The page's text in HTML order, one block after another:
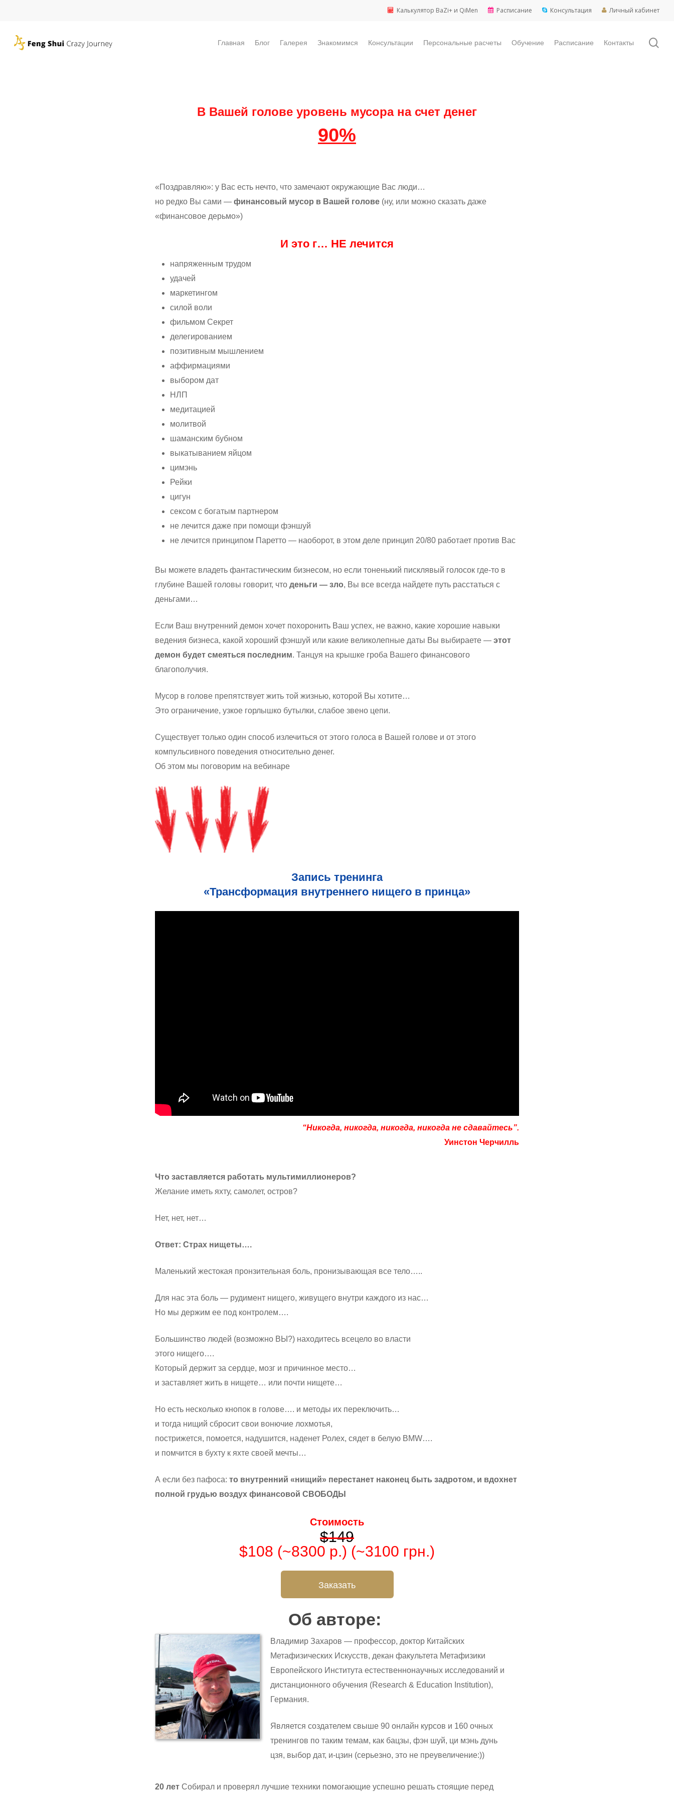
main
content
Калькулятор BaZi+ и QiMen Расписание Консультация Личный кабинет
Hit enter to search or ESC to close
Главная Блог Галерея Знакомимся Консультации Персональные расчеты Обучение Расписание Контакты
В Вашей голове уровень мусора на счет денег
90%
«Поздравляю»: у Вас есть нечто, что замечают окружающие Вас люди…
но редко Вы сами —финансовый мусор в Вашей голове (ну, или можно сказать даже
«финансовое дерьмо»)
И это г… НЕ лечится
напряженным трудом
удачей
маркетингом
силой воли
фильмом Секрет
делегированием
позитивным мышлением
аффирмациями
выбором дат
НЛП
медитацией
молитвой
шаманским бубном
выкатыванием яйцом
цимэнь
Рейки
цигун
сексом с богатым партнером
не лечится даже при помощи фэншуй
не лечится принципом Паретто — наоборот, в этом деле принцип 20/80 работает против Вас
Вы можете владеть фантастическим бизнесом, но если тоненький писклявый голосок где-то в
глубине Вашей головы говорит, чтоденьги — зло, Вы все всегда найдете путь расстаться с
деньгами…
Если Ваш внутренний демон хочет похоронить Ваш успех, не важно, какие хорошие навыки
ведения бизнеса, какой хороший фэншуй или какие великолепные даты Вы выбираете —этот
демон будет смеяться последним. Танцуя на крышке гроба Вашего финансового
благополучия.
Мусор в голове препятствует жить той жизнью, которой Вы хотите…
Это ограничение, узкое горлышко бутылки, слабое звено цепи.
Существует только один способ излечиться от этого голоса в Вашей голове и от этого
компульсивного поведения относительно денег.
Об этом мы поговорим на вебинаре
Запись тренинга
«Трансформация внутреннего нищего в принца»
“Никогда, никогда, никогда, никогда не сдавайтесь”.
Уинстон Черчилль
Что заставляется работать мультимиллионеров?
Желание иметь яхту, самолет, остров?
Нет, нет, нет…
Ответ: Страх нищеты….
Маленький жестокая пронзительная боль, пронизывающая все тело…..
Для нас эта боль — рудимент нищего, живущего внутри каждого из нас…
Но мы держим ее под контролем….
Большинство людей (возможно ВЫ?) находитесь всецело во власти
этого нищего….
Который держит за сердце, мозг и причинное место…
и заставляет жить в нищете… или почти нищете…
Но есть несколько кнопок в голове…. и методы их переключить…
и тогда нищий сбросит свои вонючие лохмотья,
пострижется, помоется, надушится, наденет Ролех, сядет в белую BMW….
и помчится в бухту к яхте своей мечты…
А если без пафоса:то внутренний «нищий» перестанет наконец быть задротом, и вдохнет
полной грудью воздух финансовой СВОБОДЫ
Стоимость
$149
$108 (~8300 р.) (~3100 грн.)
Заказать
Об авторе:
Владимир Захаров — профессор, доктор Китайских
Метафизических Искусств, декан факультета Метафизики
Европейского Института естественнонаучных исследований и
дистанционного обучения (Research & Education Institution),
Германия.
Является создателем свыше 90 онлайн курсов и 160 очных
тренингов по таким темам, как бацзы, фэн шуй, ци мэнь дунь
цзя, выбор дат, и-цзин (серьезно, это не преувеличение:))
20 лет Собирал и проверял лучшие техники помогающие успешно решать стоящие перед